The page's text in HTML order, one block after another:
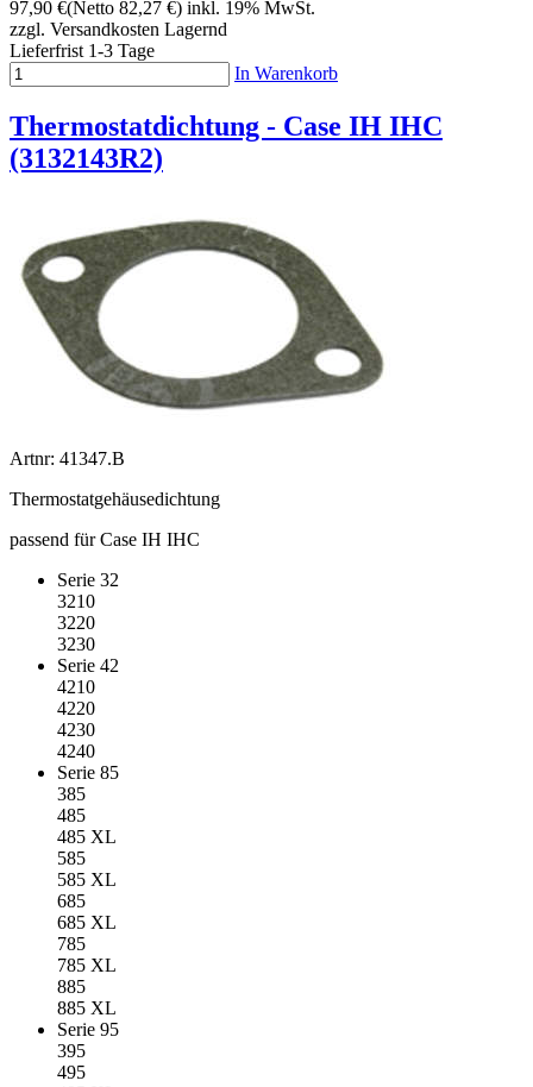
97,90 €(Netto 82,27 €) inkl. 19% MwSt.
zzgl. Versandkosten Lagernd
Lieferfrist 1-3 Tage
In Warenkorb
Thermostatdichtung - Case IH IHC
(3132143R2)
Artnr: 41347.B
Thermostatgehäusedichtung
passend für Case IH IHC
Serie 32
3210
3220
3230
Serie 42
4210
4220
4230
4240
Serie 85
385
485
485 XL
585
585 XL
685
685 XL
785
785 XL
885
885 XL
Serie 95
395
495